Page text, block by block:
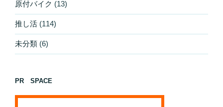
原付バイク (13)
推し活 (114)
未分類 (6)
PR SPACE